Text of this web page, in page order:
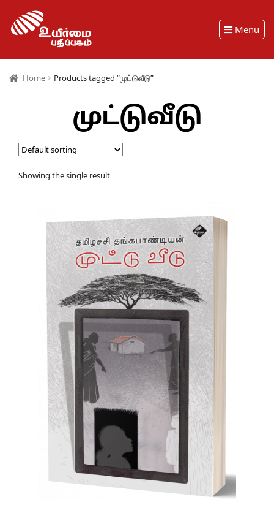
Menu
Home Products tagged “முட்டுவீடு”
முட்டுவீடு
Showing the single result